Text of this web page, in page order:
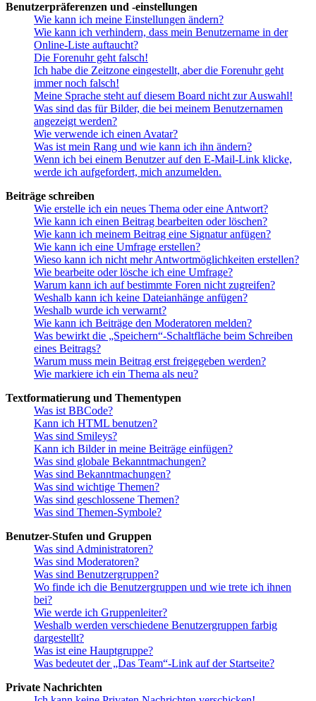
Benutzerpräferenzen und -einstellungen
Wie kann ich meine Einstellungen ändern?
Wie kann ich verhindern, dass mein Benutzername in der
Online-Liste auftaucht?
Die Forenuhr geht falsch!
Ich habe die Zeitzone eingestellt, aber die Forenuhr geht
immer noch falsch!
Meine Sprache steht auf diesem Board nicht zur Auswahl!
Was sind das für Bilder, die bei meinem Benutzernamen
angezeigt werden?
Wie verwende ich einen Avatar?
Was ist mein Rang und wie kann ich ihn ändern?
Wenn ich bei einem Benutzer auf den E-Mail-Link klicke,
werde ich aufgefordert, mich anzumelden.
Beiträge schreiben
Wie erstelle ich ein neues Thema oder eine Antwort?
Wie kann ich einen Beitrag bearbeiten oder löschen?
Wie kann ich meinem Beitrag eine Signatur anfügen?
Wie kann ich eine Umfrage erstellen?
Wieso kann ich nicht mehr Antwortmöglichkeiten erstellen?
Wie bearbeite oder lösche ich eine Umfrage?
Warum kann ich auf bestimmte Foren nicht zugreifen?
Weshalb kann ich keine Dateianhänge anfügen?
Weshalb wurde ich verwarnt?
Wie kann ich Beiträge den Moderatoren melden?
Was bewirkt die „Speichern“-Schaltfläche beim Schreiben
eines Beitrags?
Warum muss mein Beitrag erst freigegeben werden?
Wie markiere ich ein Thema als neu?
Textformatierung und Thementypen
Was ist BBCode?
Kann ich HTML benutzen?
Was sind Smileys?
Kann ich Bilder in meine Beiträge einfügen?
Was sind globale Bekanntmachungen?
Was sind Bekanntmachungen?
Was sind wichtige Themen?
Was sind geschlossene Themen?
Was sind Themen-Symbole?
Benutzer-Stufen und Gruppen
Was sind Administratoren?
Was sind Moderatoren?
Was sind Benutzergruppen?
Wo finde ich die Benutzergruppen und wie trete ich ihnen
bei?
Wie werde ich Gruppenleiter?
Weshalb werden verschiedene Benutzergruppen farbig
dargestellt?
Was ist eine Hauptgruppe?
Was bedeutet der „Das Team“-Link auf der Startseite?
Private Nachrichten